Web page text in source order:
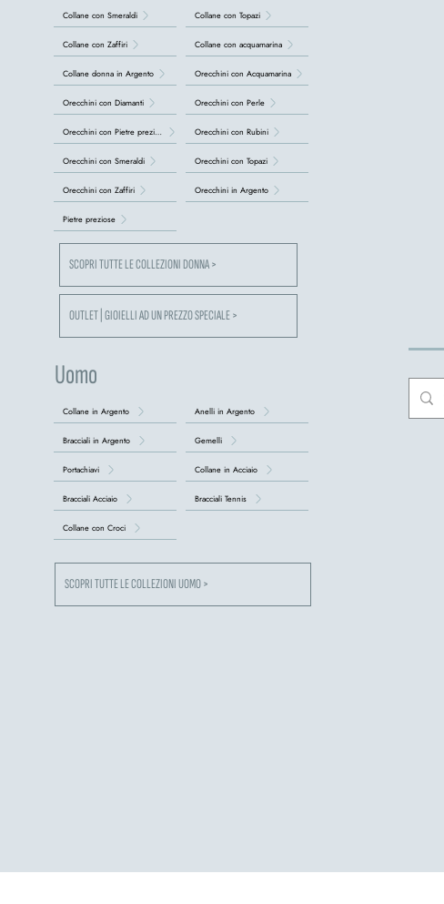
Collane con Smeraldi
Collane con Zaffiri
Collane donna in Argento
Orecchini con Diamanti
Orecchini con Pietre preziose
Orecchini con Smeraldi
Orecchini con Zaffiri
Pietre preziose
Collane con Topazi
Collane con acquamarina
Orecchini con Acquamarina
Orecchini con Perle
Orecchini con Rubini
Orecchini con Topazi
Orecchini in Argento
SCOPRI TUTTE LE COLLEZIONI DONNA >
OUTLET | GIOIELLI AD UN PREZZO SPECIALE >
Uomo
Collane in Argento
Bracciali in Argento
Portachiavi
Bracciali Acciaio
Collane con Croci
Anelli in Argento
Gemelli
Collane in Acciaio
Bracciali Tennis
SCOPRI TUTTE LE COLLEZIONI UOMO >